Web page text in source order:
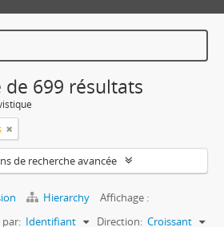
de 699 résultats
de recherche avancée
Hierarchy
Affichage :
par: Identifiant Direction: Croissant